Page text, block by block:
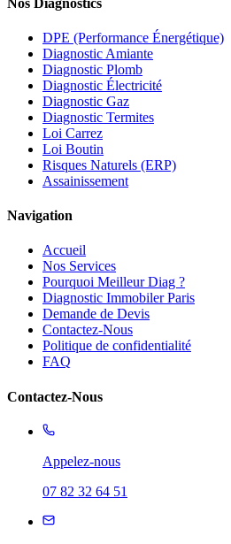
DPE (Performance Énergétique)
Diagnostic Amiante
Diagnostic Plomb
Diagnostic Électricité
Diagnostic Gaz
Diagnostic Termites
Loi Carrez
Loi Boutin
Risques Naturels (ERP)
Assainissement
Navigation
Accueil
Nos Services
Pourquoi Meilleur Diag ?
Diagnostic Immobiler Paris
Demande de Devis
Contactez-Nous
Politique de confidentialité
FAQ
Contactez-Nous
Appelez-nous
07 82 32 64 51